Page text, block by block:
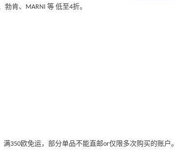
勃肯、MARNI 等 低至4折。
350欧免运，部分单品不能直邮or仅限多次购买的账户。